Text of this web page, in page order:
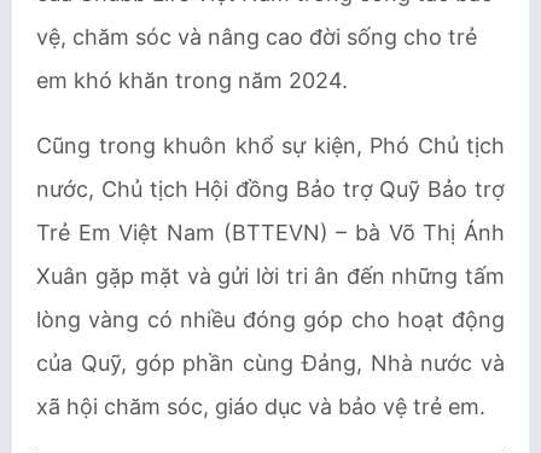
vệ, chăm sóc và nâng cao đời sống cho trẻ
em khó khăn trong năm 2024.
Cũng trong khuôn khổ sự kiện, Phó Chủ tịch
nước, Chủ tịch Hội đồng Bảo trợ Quỹ Bảo trợ
Trẻ Em Việt Nam (BTTEVN) – bà Võ Thị Ánh
Xuân gặp mặt và gửi lời tri ân đến những tấm
lòng vàng có nhiều đóng góp cho hoạt động
của Quỹ, góp phần cùng Đảng, Nhà nước và
xã hội chăm sóc, giáo dục và bảo vệ trẻ em.